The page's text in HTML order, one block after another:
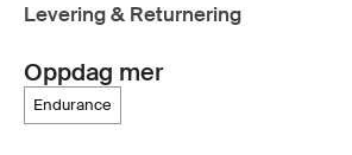
Levering & Returnering
Oppdag mer
endurance